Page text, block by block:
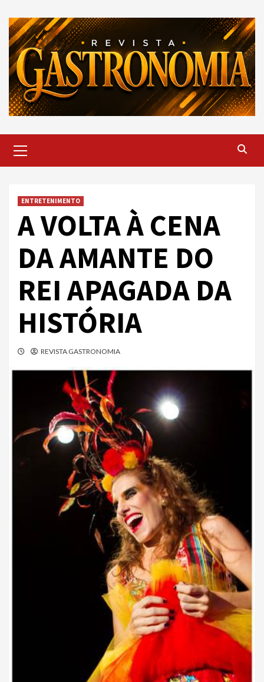
content
Menu
ENTRETENIMENTO
A VOLTA À CENA
DA AMANTE DO
REI APAGADA DA
HISTÓRIA
REVISTA GASTRONOMIA